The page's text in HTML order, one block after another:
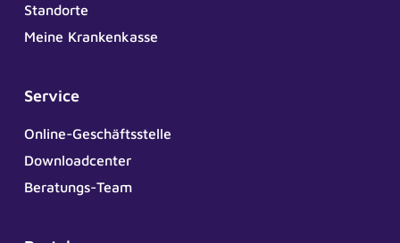
Standorte
Meine Krankenkasse
Service
Online-Geschäftsstelle
Downloadcenter
Beratungs-Team